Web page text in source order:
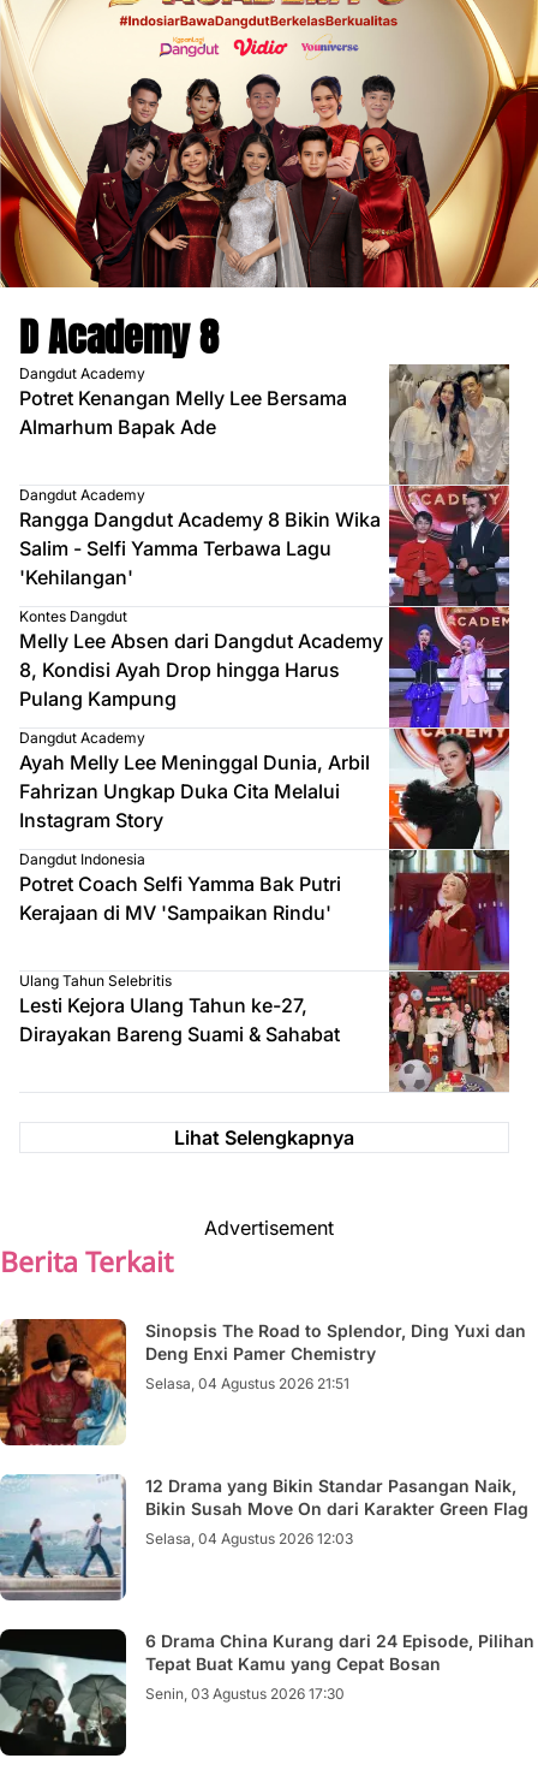
D Academy 8
Dangdut Academy
Potret Kenangan Melly Lee Bersama
Almarhum Bapak Ade
Dangdut Academy
Rangga Dangdut Academy 8 Bikin Wika
Salim - Selfi Yamma Terbawa Lagu
'Kehilangan'
Kontes Dangdut
Melly Lee Absen dari Dangdut Academy
8, Kondisi Ayah Drop hingga Harus
Pulang Kampung
Dangdut Academy
Ayah Melly Lee Meninggal Dunia, Arbil
Fahrizan Ungkap Duka Cita Melalui
Instagram Story
Dangdut Indonesia
Potret Coach Selfi Yamma Bak Putri
Kerajaan di MV 'Sampaikan Rindu'
Ulang Tahun Selebritis
Lesti Kejora Ulang Tahun ke-27,
Dirayakan Bareng Suami & Sahabat
Lihat Selengkapnya
Advertisement
Berita Terkait
Sinopsis The Road to Splendor, Ding Yuxi dan
Deng Enxi Pamer Chemistry
Selasa, 04 Agustus 2026 21:51
12 Drama yang Bikin Standar Pasangan Naik,
Bikin Susah Move On dari Karakter Green Flag
Selasa, 04 Agustus 2026 12:03
6 Drama China Kurang dari 24 Episode, Pilihan
Tepat Buat Kamu yang Cepat Bosan
Senin, 03 Agustus 2026 17:30